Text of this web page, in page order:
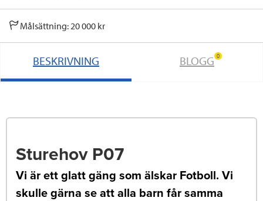
Målsättning: 20 000 kr
BESKRIVNING BLOGG 0
Sturehov P07
Vi är ett glatt gäng som älskar Fotboll. Vi
skulle gärna se att alla barn får samma